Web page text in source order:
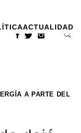
ACTUALIDAD
A PARTE DEL